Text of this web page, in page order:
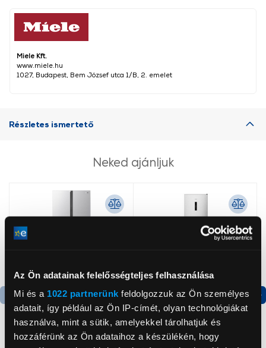
Az Ön adatainak felelősségteljes felhasználása
Mi és a 1022 partnerünk feldolgozzuk az Ön személyes
adatait, így például az Ön IP-címét, olyan technológiákat
használva, mint a sütik, amelyekkel tárolhatjuk és
hozzáférünk az Ön adataihoz a készülékén, hogy
Miele Kft.
www.miele.hu
1027, Budapest, Bem József utca 1/B, 2. emelet
Részletes ismertető
Neked ajánljuk
Termék adatlap Termék adatlap